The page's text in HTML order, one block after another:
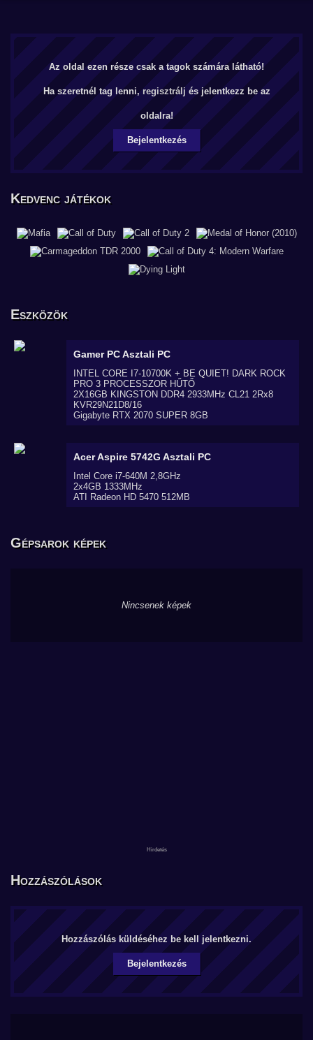
Az oldal ezen része csak a tagok számára látható!
Ha szeretnél tag lenni, regisztrálj és jelentkezz be az
oldalra!
Bejelentkezés
Kedvenc játékok
Eszközök
Gamer PCAsztali PC
INTEL CORE I7-10700K + BE QUIET! DARK ROCK
PRO 3 PROCESSZOR HŰTŐ
2X16GB KINGSTON DDR4 2933MHz CL21 2Rx8
KVR29N21D8/16
Gigabyte RTX 2070 SUPER 8GB
Acer Aspire 5742G Asztali PC
Intel Core i7-640M 2,8GHz
2x4GB 1333MHz
ATI Radeon HD 5470 512MB
Gépsarok képek
Nincsenek képek
Hozzászólások
Hozzászólás küldéséhez be kell jelentkezni.
Bejelentkezés